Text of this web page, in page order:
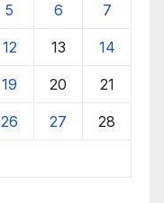
5 6 7
12 13 14
19 20 21
26 27 28